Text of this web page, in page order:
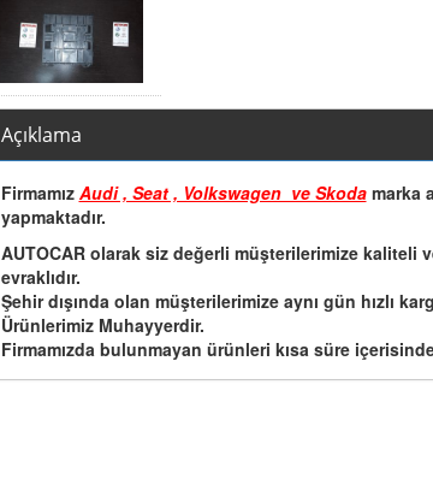
Açıklama
Firmamız Audi , Seat , Volkswagen ve Skoda marka
yapmaktadır.
AUTOCAR olarak siz değerli müşterilerimize kaliteli
evraklıdır.
Şehir dışında olan müşterilerimize aynı gün hızlı
Ürünlerimiz Muhayyerdir.
Firmamızda bulunmayan ürünleri kısa süre